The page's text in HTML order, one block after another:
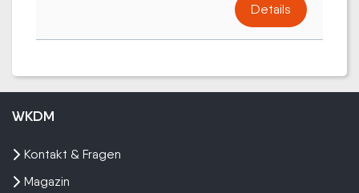
Details
WKDM
Kontakt & Fragen
Magazin